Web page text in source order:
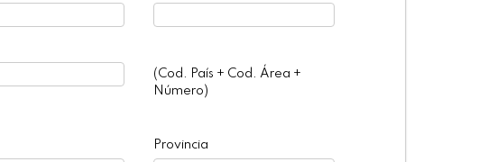
(Cod. País + Cod. Área +
Número)
Provincia